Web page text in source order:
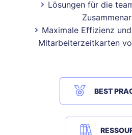
Lösungen für die
Maximale Effizienz
Mitarbeiterzeitkarten
BEST